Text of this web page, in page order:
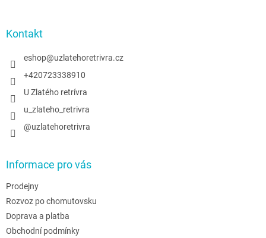
Kontakt
eshop@uzlatehoretrivra.cz
+420723338910
U Zlatého retrívra
u_zlateho_retrivra
@uzlatehoretrivra
Informace pro vás
Prodejny
Rozvoz po chomutovsku
Doprava a platba
Obchodní podmínky